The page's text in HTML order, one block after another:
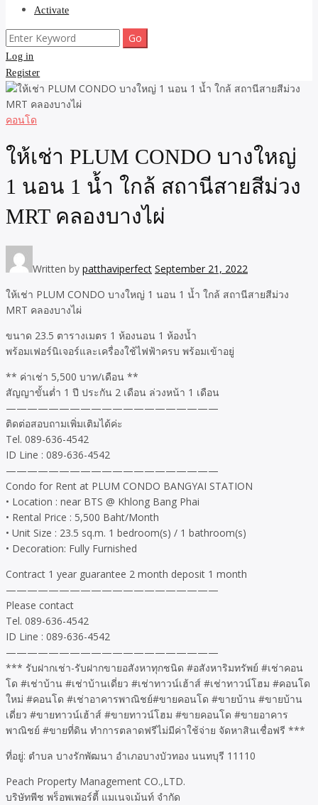
Activate
Search
for:
Log in
Register
คอนโด
ให้เช่า PLUM CONDO บางใหญ่
1 นอน 1 น้ำ ใกล้ สถานีสายสีม่วง
MRT คลองบางไผ่
Written by patthaviperfect September 21, 2022
ให้เช่า PLUM CONDO บางใหญ่ 1 นอน 1 น้ำ ใกล้ สถานีสายสีม่วง
MRT คลองบางไผ่
ขนาด 23.5 ตารางเมตร 1 ห้องนอน 1 ห้องน้ำ
พร้อมเฟอร์นิเจอร์และเครื่องใช้ไฟฟ้าครบ พร้อมเข้าอยู่
** ค่าเช่า 5,500 บาท/เดือน **
สัญญาขั้นต่ำ 1 ปี ประกัน 2 เดือน ล่วงหน้า 1 เดือน
————————————————————
ติดต่อสอบถามเพิ่มเติมได้ค่ะ
Tel. 089-636-4542
ID Line : 089-636-4542
————————————————————
Condo for Rent at PLUM CONDO BANGYAI STATION
• Location : near BTS @ Khlong Bang Phai
• Rental Price : 5,500 Baht/Month
• Unit Size : 23.5 sq.m. 1 bedroom(s) / 1 bathroom(s)
• Decoration: Fully Furnished
Contract 1 year guarantee 2 month deposit 1 month
————————————————————
Please contact
Tel. 089-636-4542
ID Line : 089-636-4542
————————————————————
*** รับฝากเช่า-รับฝากขายอสังหาทุกชนิด #อสังหาริมทรัพย์ #เช่าคอน
โด #เช่าบ้าน #เช่าบ้านเดี่ยว #เช่าทาวน์เฮ้าส์ #เช่าทาวน์โฮม #คอนโด
ใหม่ #คอนโด #เช่าอาคารพาณิชย์#ขายคอนโด #ขายบ้าน #ขายบ้าน
เดี่ยว #ขายทาวน์เฮ้าส์ #ขายทาวน์โฮม #ขายคอนโด #ขายอาคาร
พาณิชย์ #ขายที่ดิน ทำการตลาดฟรีไม่มีค่าใช้จ่าย จัดหาสินเชื่อฟรี ***
ที่อยู่: ตำบล บางรักพัฒนา อำเภอบางบัวทอง นนทบุรี 11110
Peach Property Management CO.,LTD.
บริษัทพีช พร็อพเพอร์ตี้ แมเนจเม้นท์ จำกัด